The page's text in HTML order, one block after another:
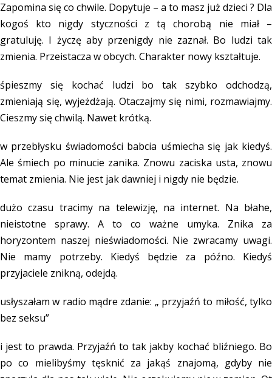
Zapomina się co chwile. Dopytuje – a to masz już dzieci ? Dla
kogoś kto nigdy styczności z tą chorobą nie miał –
gratuluję. I życzę aby przenigdy nie zaznał. Bo ludzi tak
zmienia. Przeistacza w obcych. Charakter nowy kształtuje.
śpieszmy się kochać ludzi bo tak szybko odchodzą,
zmieniają się, wyjeżdżają. Otaczajmy się nimi, rozmawiajmy.
Cieszmy się chwilą. Nawet krótką.
w przebłysku świadomości babcia uśmiecha się jak kiedyś.
Ale śmiech po minucie zanika. Znowu zaciska usta, znowu
temat zmienia. Nie jest jak dawniej i nigdy nie będzie.
dużo czasu tracimy na telewizję, na internet. Na błahe,
nieistotne sprawy. A to co ważne umyka. Znika za
horyzontem naszej nieświadomości. Nie zwracamy uwagi.
Nie mamy potrzeby. Kiedyś będzie za późno. Kiedyś
przyjaciele znikną, odejdą.
usłyszałam w radio mądre zdanie: „ przyjaźń to miłość, tylko
bez seksu”
i jest to prawda. Przyjaźń to tak jakby kochać bliźniego. Bo
po co mielibyśmy tęsknić za jakąś znajomą, gdyby nie